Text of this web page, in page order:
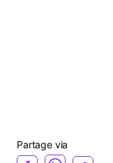
Partage via